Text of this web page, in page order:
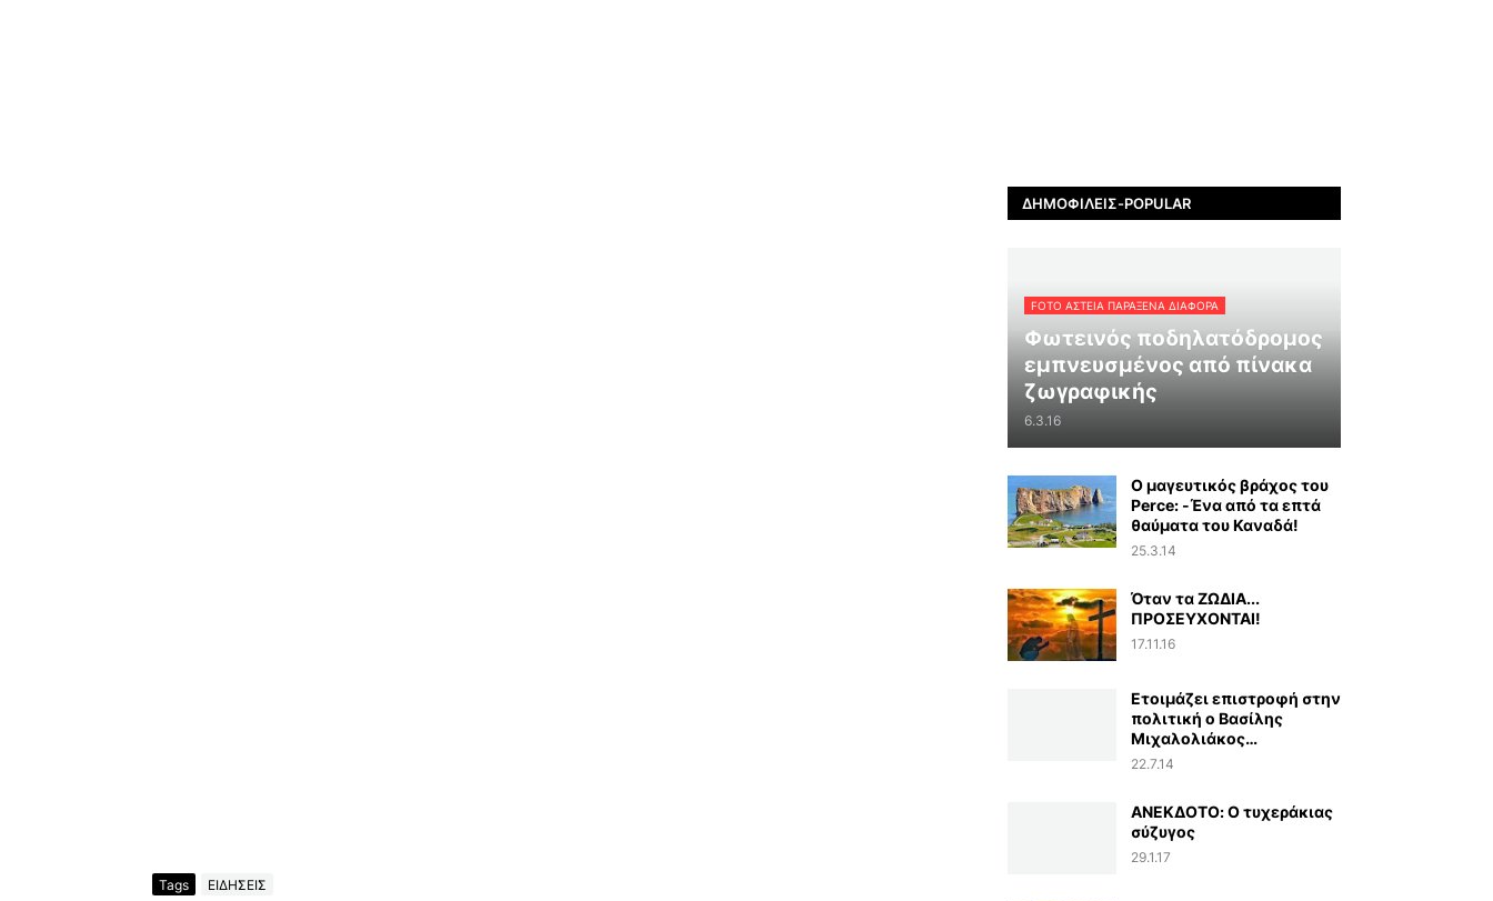
Tags ΕΙΔΗΣΕΙΣ
ΔΗΜΟΦΙΛΕΊΣ-POPULAR
FOTO ΑΣΤΕΙΑ ΠΑΡΑΞΕΝΑ ΔΙΑΦΟΡΑ
Φωτεινός ποδηλατόδρομος
εμπνευσμένος από πίνακα
ζωγραφικής
6.3.16
Ο μαγευτικός βράχος του
Perce: -Ένα από τα επτά
θαύματα του Καναδά!
25.3.14
Όταν τα ΖΩΔΙΑ...
ΠΡΟΣΕΥΧΟΝΤΑΙ!
17.11.16
Ετοιμάζει επιστροφή στην
πολιτική ο Βασίλης
Μιχαλολιάκος…
22.7.14
ΑΝΕΚΔΟΤΟ: Ο τυχεράκιας
σύζυγος
29.1.17